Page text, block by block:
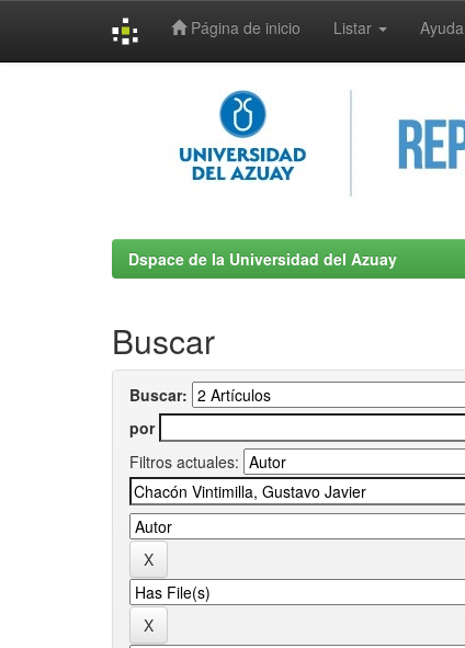
Página de inicio Listar Ayuda
Dspace de la Universidad del Azuay
Buscar
Buscar:
por
Filtros actuales: